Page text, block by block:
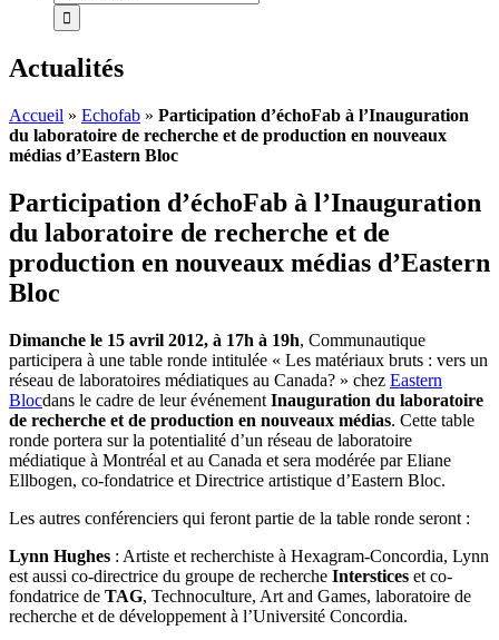
Actualités
Accueil » Echofab » Participation d’échoFab à l’Inauguration
du laboratoire de recherche et de production en nouveaux
médias d’Eastern Bloc
Participation d’échoFab à l’Inauguration
du laboratoire de recherche et de
production en nouveaux médias d’Eastern
Bloc
Dimanche le 15 avril 2012, à 17h à 19h, Communautique
participera à une table ronde intitulée « Les matériaux bruts : vers un
réseau de laboratoires médiatiques au Canada? » chez Eastern
Blocdans le cadre de leur événement Inauguration du laboratoire
de recherche et de production en nouveaux médias. Cette table
ronde portera sur la potentialité d’un réseau de laboratoire
médiatique à Montréal et au Canada et sera modérée par Eliane
Ellbogen, co-fondatrice et Directrice artistique d’Eastern Bloc.
Les autres conférenciers qui feront partie de la table ronde seront :
Lynn Hughes : Artiste et recherchiste à Hexagram-Concordia, Lynn
est aussi co-directrice du groupe de recherche Interstices et co-
fondatrice de TAG, Technoculture, Art and Games, laboratoire de
recherche et de développement à l’Université Concordia.